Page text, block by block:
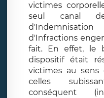
victimes
seul canal
d'Infractions
fait. En effet, le
dispositif était
victimes au
celles
conséquent